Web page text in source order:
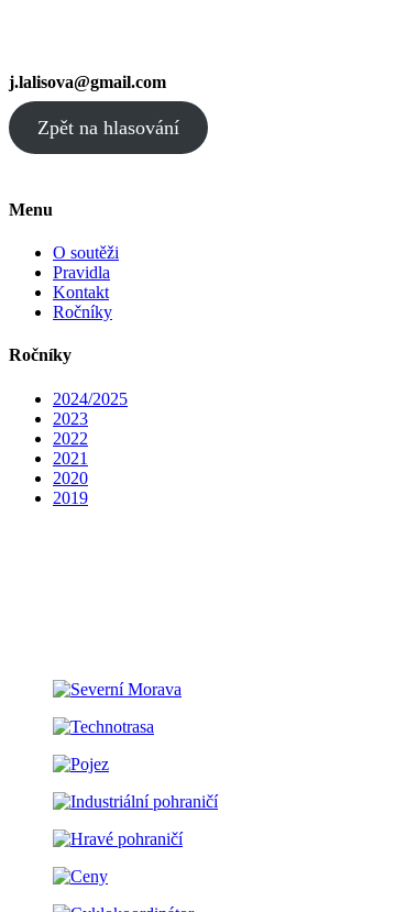
j.lalisova@gmail.com
Zpět na hlasování
Menu
O soutěži
Pravidla
Kontakt
Ročníky
Ročníky
2024/2025
2023
2022
2021
2020
2019